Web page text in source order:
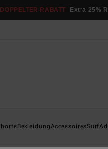
DOPPELTER RABATT Extra 25%
BekleidungAccessoiresSurf